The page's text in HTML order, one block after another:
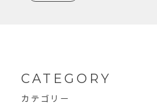
CATEGORY
カテゴリー